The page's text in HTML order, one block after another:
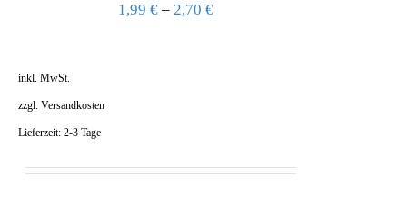
1,99€ –2,70€
inkl. MwSt.
zzgl. Versandkosten
Lieferzeit: 2-3 Tage